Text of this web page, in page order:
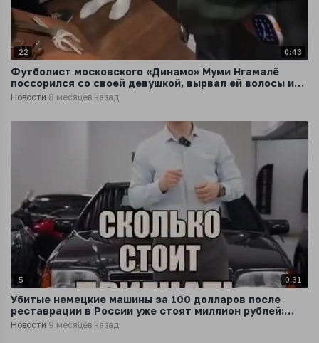
22 0:43
Футболист московского «Динамо» Муми Нгамалё
поссорился со своей девушкой, вырвал ей волосы и
выгнал из дома
Новости 8 месяцев назад
5 0:31
Убитые немецкие машины за 100 долларов после
реставрации в России уже стоят миллион рублей:
блогер показал превращение
Новости 9 месяцев назад